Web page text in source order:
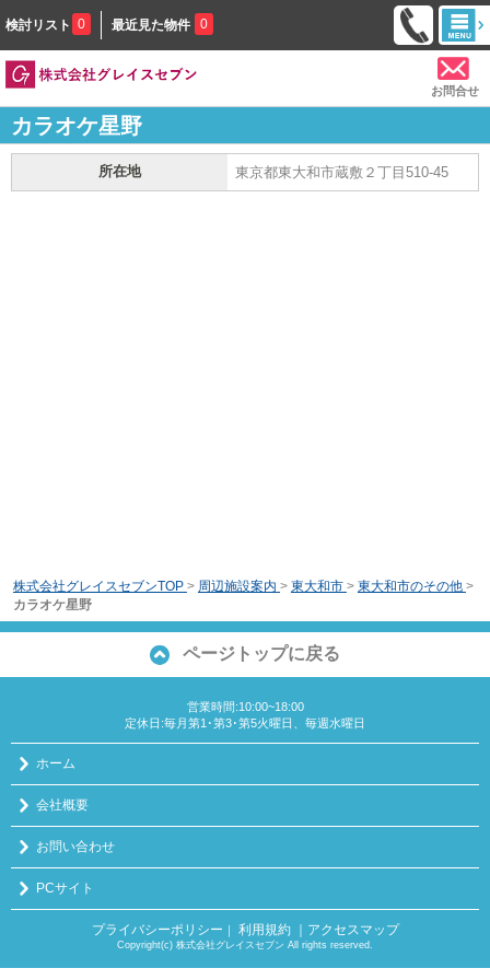
検討リスト 0 最近見た物件 0
お問合せ
カラオケ星野
所在地 東京都東大和市蔵敷２丁目510-45
株式会社グレイスセブンTOP > 周辺施設案内 > 東大和市 > 東大和市のその他 >
カラオケ星野
ページトップに戻る
営業時間:10:00~18:00
定休日:毎月第1･第3･第5火曜日、毎週水曜日
ホーム
会社概要
お問い合わせ
PCサイト
プライバシーポリシー ｜ 利用規約 ｜アクセスマップ
Copyright(c) 株式会社グレイスセブン All rights reserved.